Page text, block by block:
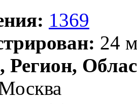
1369
24
Регион,